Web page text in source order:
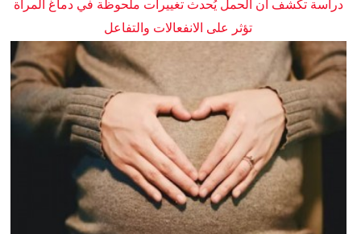
دراسة تكشف أن الحمل يُحدث تغييرات ملحوظة في دماغ المرأة
تؤثر على الانفعالات والتفاعل